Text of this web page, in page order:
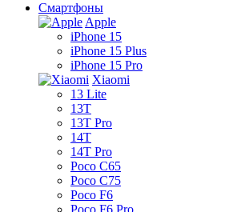
Смартфоны
Apple
iPhone 15
iPhone 15 Plus
iPhone 15 Pro
Xiaomi
13 Lite
13T
13T Pro
14T
14T Pro
Poco C65
Poco C75
Poco F6
Poco F6 Pro